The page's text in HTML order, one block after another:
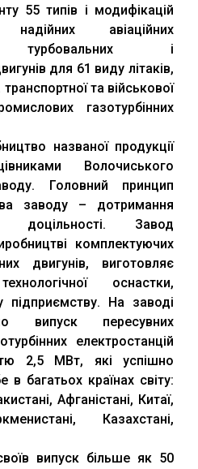
55 типів і модифікацій
авіаційних
турбовальних і
для 61 виду літаків,
та військової
газотурбінних
названої продукції
Волочиського
Головний принцип
заводу – дотримання
доцільності. Завод
комплектуючих
двигунів, виготовляє
оснастки,
підприємству. На заводі
випуск пересувних
електростанцій
2,5 МВт, які успішно
в багатьох країнах світу:
Афганістані, Китаї,
Казахстані,
випуск більше як 50